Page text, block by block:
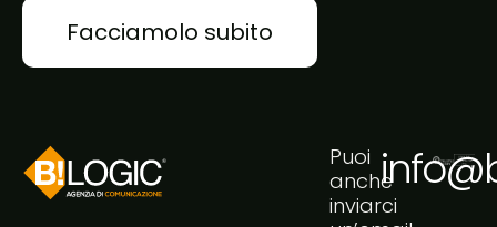
Facciamolo subito
Puoi
anche
inviarci